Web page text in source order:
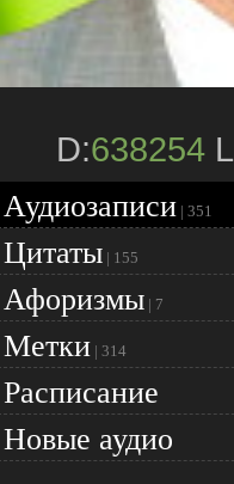
D:638254
Аудиозаписи | 351
Цитаты | 155
Афоризмы | 7
Метки | 314
Расписание
Новые аудио